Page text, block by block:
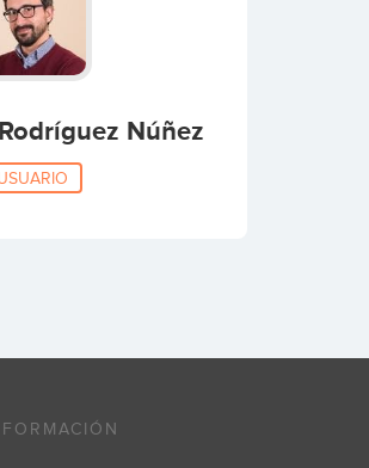
Núñez